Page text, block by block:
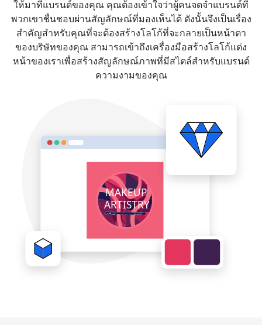
ให้มาที่แบรนด์ของคุณ คุณต้องเข้าใจว่าผู้คนจดจำแบรนด์ที่
พวกเขาชื่นชอบผ่านสัญลักษณ์ที่มองเห็นได้ ดังนั้นจึงเป็นเรื่อง
สำคัญสำหรับคุณที่จะต้องสร้างโลโก้ที่จะกลายเป็นหน้าตา
ของบริษัทของคุณ สามารถเข้าถึงเครื่องมือสร้างโลโก้แต่ง
หน้าของเราเพื่อสร้างสัญลักษณ์ภาพที่มีสไตล์สำหรับแบรนด์
ความงามของคุณ